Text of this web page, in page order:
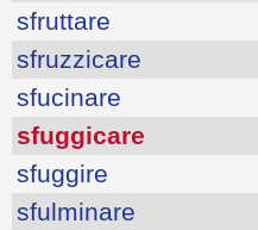
sfruttare
sfruzzicare
sfucinare
sfuggicare
sfuggire
sfulminare